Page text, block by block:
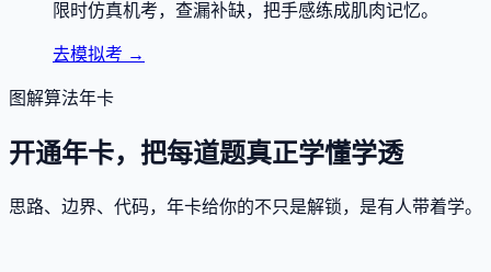
限时仿真机考，查漏补缺，把手感练成肌肉记忆。
去模拟考 →
图解算法年卡
开通年卡，把每道题真正学懂学透
思路、边界、代码，年卡给你的不只是解锁，是有人带着学。